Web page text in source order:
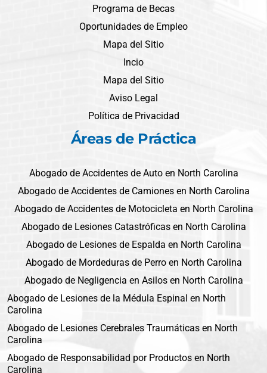
Programa de Becas
Oportunidades de Empleo
Mapa del Sitio
Incio
Mapa del Sitio
Aviso Legal
Política de Privacidad
Áreas de Práctica
Abogado de Accidentes de Auto en North Carolina
Abogado de Accidentes de Camiones en North Carolina
Abogado de Accidentes de Motocicleta en North Carolina
Abogado de Lesiones Catastróficas en North Carolina
Abogado de Lesiones de Espalda en North Carolina
Abogado de Mordeduras de Perro en North Carolina
Abogado de Negligencia en Asilos en North Carolina
Abogado de Lesiones de la Médula Espinal en North
Carolina
Abogado de Lesiones Cerebrales Traumáticas en North
Carolina
Abogado de Responsabilidad por Productos en North
Carolina